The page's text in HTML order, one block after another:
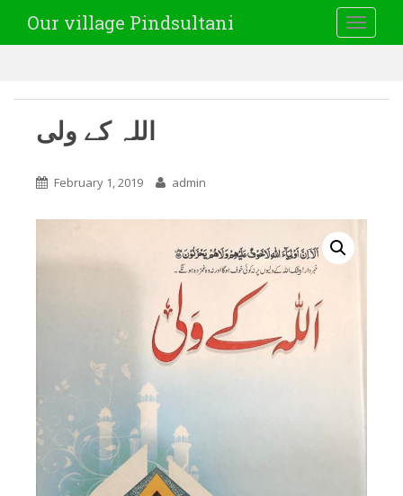
Our village Pindsultani
اللہ کے ولی
February 1, 2019 admin